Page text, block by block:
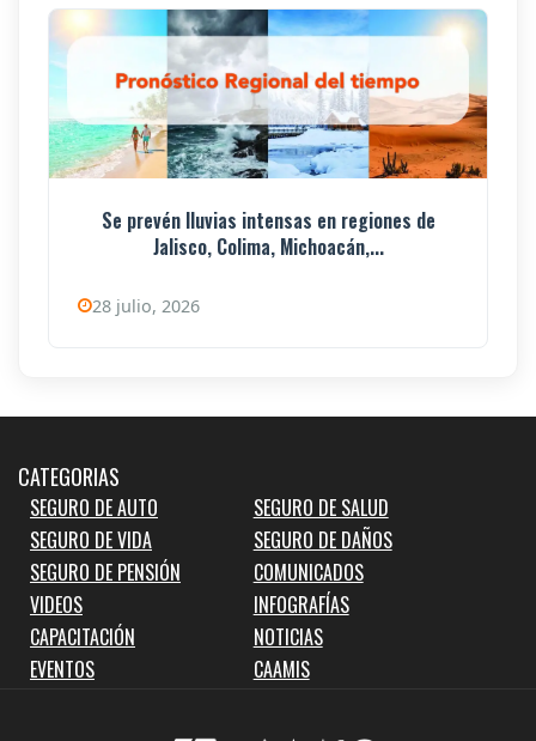
Se prevén lluvias intensas en regiones de
Jalisco, Colima, Michoacán,...
28 julio, 2026
CATEGORIAS
SEGURO DE AUTO
SEGURO DE SALUD
SEGURO DE VIDA
SEGURO DE DAÑOS
SEGURO DE PENSIÓN
COMUNICADOS
VIDEOS
INFOGRAFÍAS
CAPACITACIÓN
NOTICIAS
EVENTOS
CAAMIS